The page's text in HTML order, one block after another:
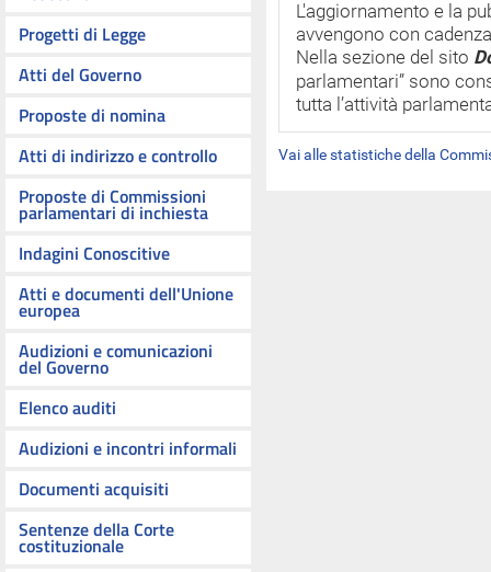
Progetti di Legge
Atti del Governo
Proposte di nomina
Atti di indirizzo e controllo
Proposte di Commissioni
parlamentari di inchiesta
Indagini Conoscitive
Atti e documenti dell'Unione
europea
Audizioni e comunicazioni
del Governo
Elenco auditi
Audizioni e incontri informali
Documenti acquisiti
Sentenze della Corte
costituzionale
L'aggiornamento e la
avvengono con
Nella sezione del sito
parlamentari” sono
tutta l’attività
Vai alle statistiche della